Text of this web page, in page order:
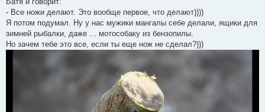
- Все ножи делают. Это вообще первое, что делают))))
Я потом подумал. Ну у нас мужики мангалы себе делали, ящики для
зимней рыбалки, даже ... мотособаку из бензопилы.
Но зачем тебе это все, если ты еще нож не сделал?)))